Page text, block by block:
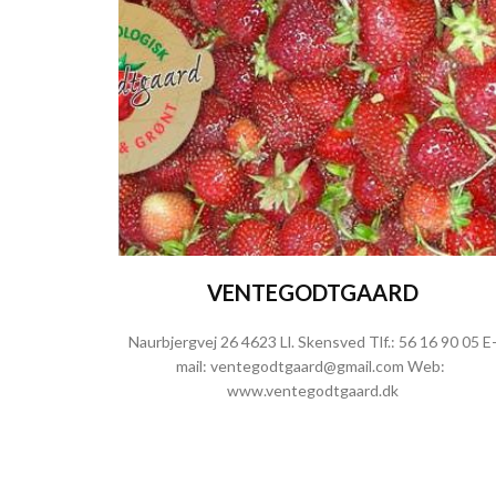
VENTEGODTGAARD
Naurbjergvej 26 4623 Ll. Skensved Tlf.: 56 16 90 05 E-
mail: ventegodtgaard@gmail.com Web:
www.ventegodtgaard.dk